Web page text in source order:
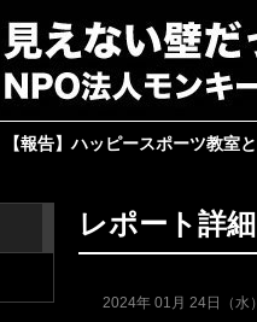
【報告】ハッピースポーツ教室
レポート詳細
2024年 01月 24日（水